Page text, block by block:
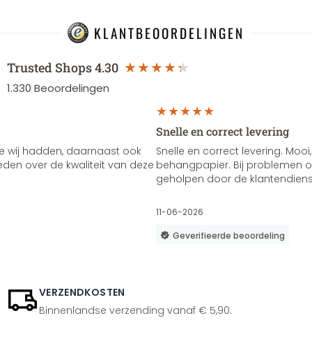
KLANTBEOORDELINGEN
Trusted Shops4.30
1.330 Beoordelingen
wij hadden, daarnaast ook
over de kwaliteit van deze
Snelle en correct levering
Snelle en correct levering.
behangpapier. Bij problemen
geholpen door de
11-06-2026
Geverifieerde beoordeling
VERZENDKOSTEN
Binnenlandse verzending vanaf € 5,90.